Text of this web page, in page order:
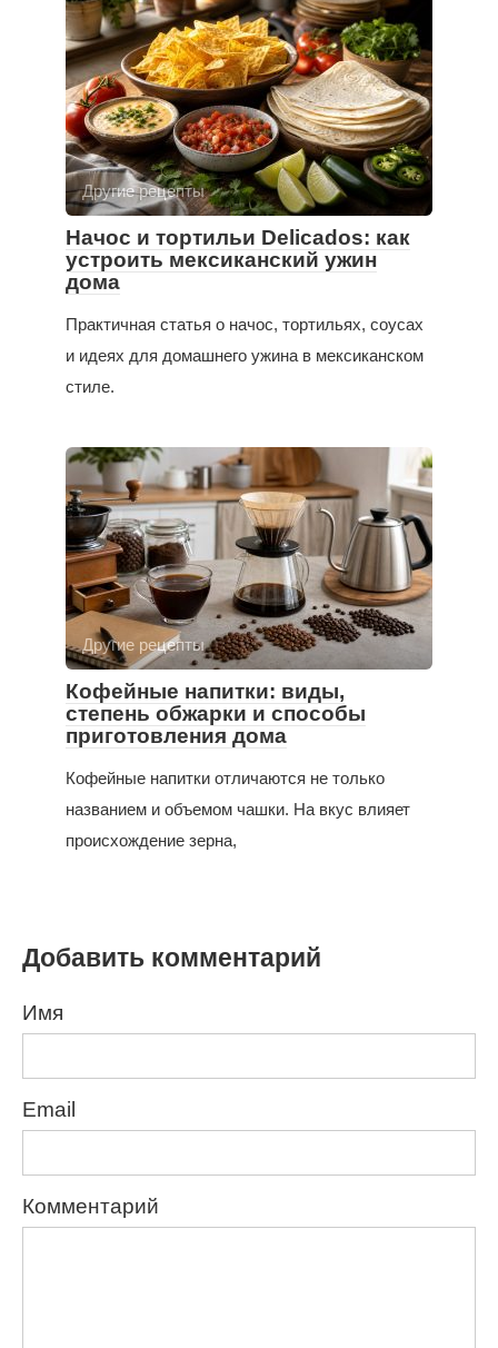
Другие рецепты
Начос и тортильи Delicados: как
устроить мексиканский ужин
дома
Практичная статья о начос, тортильях, соусах
и идеях для домашнего ужина в мексиканском
стиле.
Другие рецепты
Кофейные напитки: виды,
степень обжарки и способы
приготовления дома
Кофейные напитки отличаются не только
названием и объемом чашки. На вкус влияет
происхождение зерна,
Добавить комментарий
Имя
Email
Комментарий